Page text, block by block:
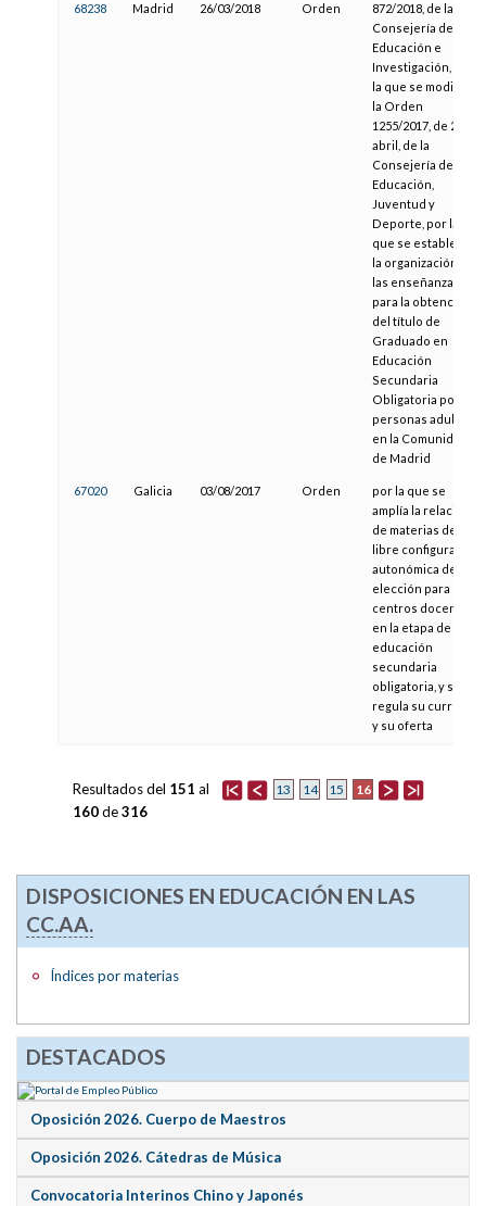
68238 Madrid 26/03/2018 Orden
872/2018, de la
Consejería de
Educación e
Investigación, por
la que se modifica
la Orden
1255/2017, de 21 de
abril, de la
Consejería de
Educación,
Juventud y
Deporte, por la
que se establece
la organización de
las enseñanzas
para la obtención
del título de
Graduado en
Educación
Secundaria
Obligatoria por
personas adultas
en la Comunidad
de Madrid
67020 Galicia 03/08/2017 Orden
por la que se
amplía la relación
de materias de
libre configuración
autonómica de
elección para los
centros docentes
en la etapa de
educación
secundaria
obligatoria, y se
regula su currículo
y su oferta
13 14 15 16
Resultados del 151 al
160de316
DISPOSICIONES EN EDUCACIÓN EN LAS
CC.AA.
Índices por materias
DESTACADOS
Oposición 2026. Cuerpo de Maestros
Oposición 2026. Cátedras de Música
Convocatoria Interinos Chino y Japonés